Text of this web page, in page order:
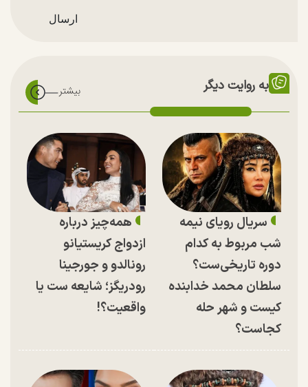
به روایت دیگر
سریال رویای نیمه
شب مربوط به کدام
دوره تاریخی‌ست؟
سلطان محمد خدابنده
کیست و شهر حله
کجاست؟
همه‌چیز درباره
ازدواج کریستیانو
رونالدو و جورجینا
رودریگز؛ شایعه ست یا
واقعیت؟!